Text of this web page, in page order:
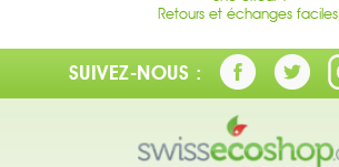
Retours et échanges faciles.
SUIVEZ-NOUS :